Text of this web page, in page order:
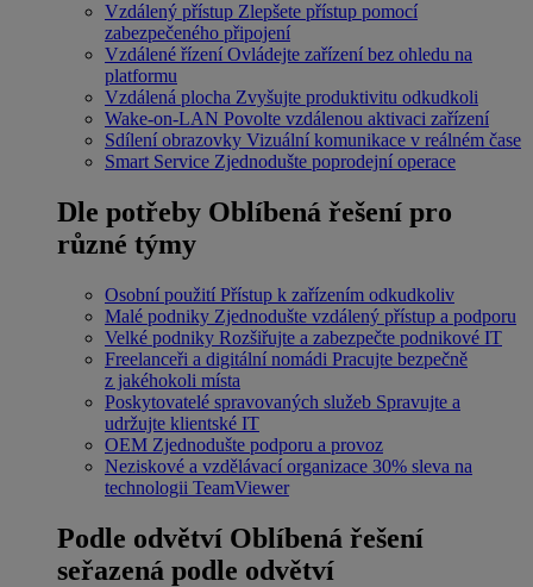
Vzdálený přístup Zlepšete přístup pomocí
zabezpečeného připojení
Vzdálené řízení Ovládejte zařízení bez ohledu na
platformu
Vzdálená plocha Zvyšujte produktivitu odkudkoli
Wake-on-LAN Povolte vzdálenou aktivaci zařízení
Sdílení obrazovky Vizuální komunikace v reálném čase
Smart Service Zjednodušte poprodejní operace
Dle potřeby Oblíbená řešení pro
různé týmy
Osobní použití Přístup k zařízením odkudkoliv
Malé podniky Zjednodušte vzdálený přístup a podporu
Velké podniky Rozšiřujte a zabezpečte podnikové IT
Freelanceři a digitální nomádi Pracujte bezpečně
z jakéhokoli místa
Poskytovatelé spravovaných služeb Spravujte a
udržujte klientské IT
OEM Zjednodušte podporu a provoz
Neziskové a vzdělávací organizace 30% sleva na
technologii TeamViewer
Podle odvětví Oblíbená řešení
seřazená podle odvětví